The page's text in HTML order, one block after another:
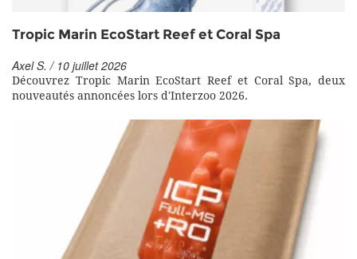
Tropic Marin EcoStart Reef et Coral Spa
Axel S. / 10 juillet 2026
Découvrez Tropic Marin EcoStart Reef et Coral Spa, deux
nouveautés annoncées lors d'Interzoo 2026.